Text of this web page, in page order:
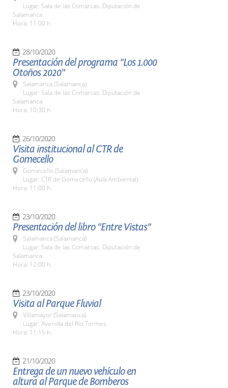
Lugar: Sala de las Comarcas. Diputación de
Salamanca
Hora: 11:00 h.
28/10/2020
Presentación del programa "Los 1.000
Otoños 2020"
Salamanca (Salamanca)
Lugar: Sala de las Comarcas. Diputación de
Salamanca
Hora: 10:30 h.
26/10/2020
Visita institucional al CTR de
Gomecello
Gomecello (Salamanca)
Lugar: CTR de Gomecello (Aula Ambiental)
Hora: 11:00 h.
23/10/2020
Presentación del libro "Entre Vistas"
Salamanca (Salamanca)
Lugar: Sala de las Comarcas. Diputación de
Salamanca
Hora: 12:00 h.
23/10/2020
Visita al Parque Fluvial
Villamayor (Salamanca)
Lugar: Avenida del Río Tormes
Hora: 11:15 h.
21/10/2020
Entrega de un nuevo vehículo en
altura al Parque de Bomberos